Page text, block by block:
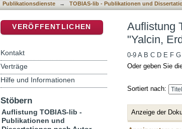
Publikationsdienste → TOBIAS-lib - Publikationen und
Auflistung
"Yalcin,
0-9 A B C D E F G
Oder geben Sie
Sortiert nach:
Anzeige der
VERÖFFENTLICHEN
Kontakt
Verträge
Hilfe und Informationen
Stöbern
Auflistung TOBIAS-lib -
Publikationen und